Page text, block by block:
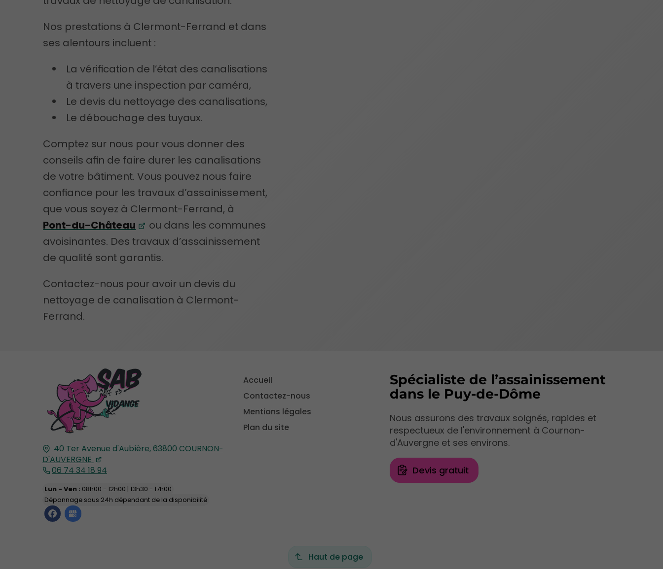
Nos prestations à Clermont-Ferrand et dans
ses alentours incluent :
La vérification de l’état des canalisations
à travers une inspection par caméra,
Le devis du nettoyage des canalisations,
Le débouchage des tuyaux.
Comptez sur nous pour vous donner des
conseils afin de faire durer les canalisations
de votre bâtiment. Vous pouvez nous faire
confiance pour les travaux d’assainissement,
que vous soyez à Clermont-Ferrand, à
Pont-du-Château
ou dans les communes
avoisinantes. Des travaux d’assainissement
de qualité sont garantis.
Contactez-nous pour avoir un devis du
nettoyage de canalisation à Clermont-
Ferrand.
40 Ter Avenue d'Aubière,63800 COURNON-
D'AUVERGNE
06 74 34 18 94
Lun - Ven : 08h00 - 12h00 | 13h30 - 17h00
Dépannage sous 24h dépendant de la disponibilité
Accueil
Contactez-nous
Mentions légales
Plan du site
Spécialiste de l’assainissement
dans le Puy-de-Dôme
Nous assurons des travaux soignés, rapides et
respectueux de l'environnement à Cournon-
d'Auvergne et ses environs.
Devis gratuit
Haut de page